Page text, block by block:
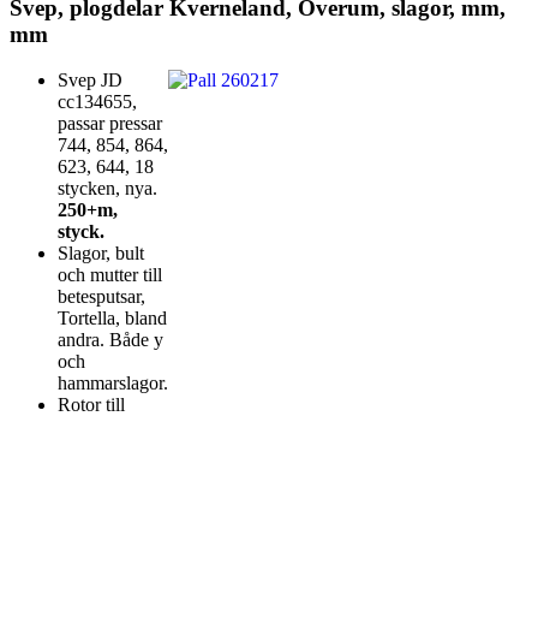
Svep, plogdelar Kverneland, Överum, slagor, mm,
mm
Svep JD
cc134655,
passar pressar
744, 854, 864,
623, 644, 18
stycken, nya.
250+m,
styck.
Slagor, bult
och mutter till
betesputsar,
Tortella, bland
andra. Både y
och
hammarslagor.
Rotor till